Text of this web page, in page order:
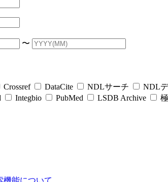
〜
Crossref DataCite NDLサーチ NDL
Integbio PubMed LSDB Archive
機能について